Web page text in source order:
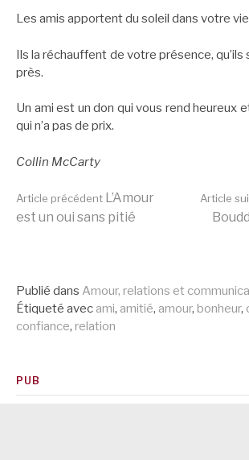
Les amis apportent du soleil dans votre
Ils la réchauffent de votre présence,
près.
Un ami est un don qui vous rend heureux
qui n’a pas de prix.
Collin McCarty
Lire
suite
Article précédent L’Amour
est un oui sans pitié
Article
Publié dans Amour, relations et
Étiqueté avec ami, amitié, amour, bonheur,
confiance, relation
PUB